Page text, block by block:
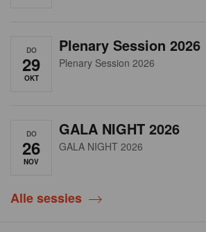
DO
29
OKT
Plenary Session 2026
Plenary Session 2026
DO
26
NOV
GALA NIGHT 2026
GALA NIGHT 2026
Alle sessies